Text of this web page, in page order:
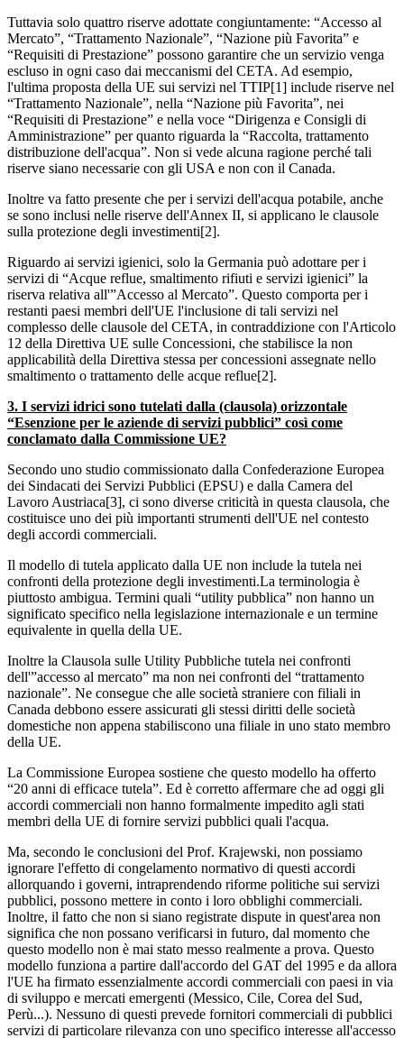
Tuttavia solo quattro riserve adottate congiuntamente: “Accesso al
Mercato”, “Trattamento Nazionale”, “Nazione più Favorita” e
“Requisiti di Prestazione” possono garantire che un servizio venga
escluso in ogni caso dai meccanismi del CETA. Ad esempio,
l'ultima proposta della UE sui servizi nel TTIP[1] include riserve nel
“Trattamento Nazionale”, nella “Nazione più Favorita”, nei
“Requisiti di Prestazione” e nella voce “Dirigenza e Consigli di
Amministrazione” per quanto riguarda la “Raccolta, trattamento
distribuzione dell'acqua”. Non si vede alcuna ragione perché tali
riserve siano necessarie con gli USA e non con il Canada.
Inoltre va fatto presente che per i servizi dell'acqua potabile, anche
se sono inclusi nelle riserve dell'Annex II, si applicano le clausole
sulla protezione degli investimenti[2].
Riguardo ai servizi igienici, solo la Germania può adottare per i
servizi di “Acque reflue, smaltimento rifiuti e servizi igienici” la
riserva relativa all'”Accesso al Mercato”. Questo comporta per i
restanti paesi membri dell'UE l'inclusione di tali servizi nel
complesso delle clausole del CETA, in contraddizione con l'Articolo
12 della Direttiva UE sulle Concessioni, che stabilisce la non
applicabilità della Direttiva stessa per concessioni assegnate nello
smaltimento o trattamento delle acque reflue[2].
3. I servizi idrici sono tutelati dalla (clausola) orizzontale
“Esenzione per le aziende di servizi pubblici” così come
conclamato dalla Commissione UE?
Secondo uno studio commissionato dalla Confederazione Europea
dei Sindacati dei Servizi Pubblici (EPSU) e dalla Camera del
Lavoro Austriaca[3], ci sono diverse criticità in questa clausola, che
costituisce uno dei più importanti strumenti dell'UE nel contesto
degli accordi commerciali.
Il modello di tutela applicato dalla UE non include la tutela nei
confronti della protezione degli investimenti.La terminologia è
piuttosto ambigua. Termini quali “utility pubblica” non hanno un
significato specifico nella legislazione internazionale e un termine
equivalente in quella della UE.
Inoltre la Clausola sulle Utility Pubbliche tutela nei confronti
dell'”accesso al mercato” ma non nei confronti del “trattamento
nazionale”. Ne consegue che alle società straniere con filiali in
Canada debbono essere assicurati gli stessi diritti delle società
domestiche non appena stabiliscono una filiale in uno stato membro
della UE.
La Commissione Europea sostiene che questo modello ha offerto
“20 anni di efficace tutela”. Ed è corretto affermare che ad oggi gli
accordi commerciali non hanno formalmente impedito agli stati
membri della UE di fornire servizi pubblici quali l'acqua.
Ma, secondo le conclusioni del Prof. Krajewski, non possiamo
ignorare l'effetto di congelamento normativo di questi accordi
allorquando i governi, intraprendendo riforme politiche sui servizi
pubblici, possono mettere in conto i loro obblighi commerciali.
Inoltre, il fatto che non si siano registrate dispute in quest'area non
significa che non possano verificarsi in futuro, dal momento che
questo modello non è mai stato messo realmente a prova. Questo
modello funziona a partire dall'accordo del GAT del 1995 e da allora
l'UE ha firmato essenzialmente accordi commerciali con paesi in via
di sviluppo e mercati emergenti (Messico, Cile, Corea del Sud,
Perù...). Nessuno di questi prevede fornitori commerciali di pubblici
servizi di particolare rilevanza con uno specifico interesse all'accesso